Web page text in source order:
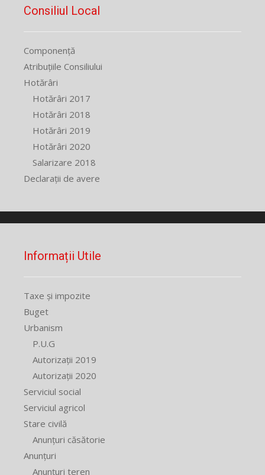
Consiliul Local
Componență
Atribuțiile Consiliului
Hotărâri
Hotărâri 2017
Hotărâri 2018
Hotărâri 2019
Hotărâri 2020
Salarizare 2018
Declarații de avere
Informații Utile
Taxe și impozite
Buget
Urbanism
P.U.G
Autorizații 2019
Autorizații 2020
Serviciul social
Serviciul agricol
Stare civilă
Anunțuri căsătorie
Anunțuri
Anunțuri teren